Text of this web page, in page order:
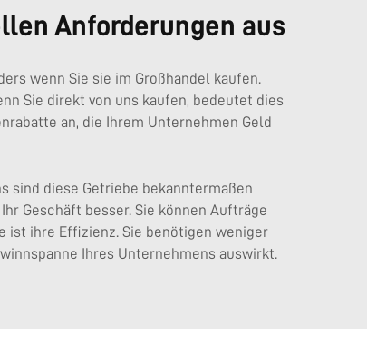
Anforderungen aus
wenn Sie sie im Großhandel kaufen.
Sie direkt von uns kaufen, bedeutet dies
an, die Ihrem Unternehmen Geld
sind diese Getriebe bekanntermaßen
Geschäft besser. Sie können Aufträge
ist ihre Effizienz. Sie benötigen weniger
Ihres Unternehmens auswirkt.